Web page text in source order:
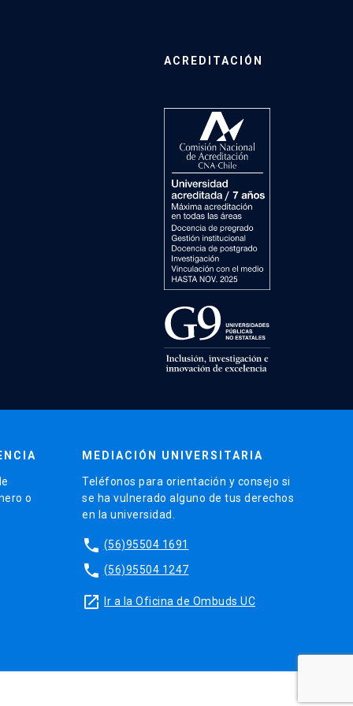
ACREDITACIÓN
o
MEDIACIÓN UNIVERSITARIA
Teléfonos para orientación y consejo si
se ha vulnerado alguno de tus derechos
en la universidad.
phone (56)95504 1691
phone (56)95504 1247
launch Ir a la Oficina de Ombuds UC